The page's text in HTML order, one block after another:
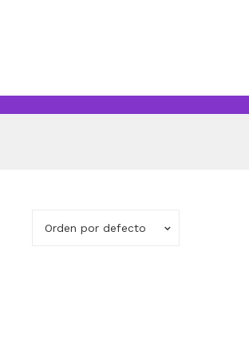
Orden por defecto